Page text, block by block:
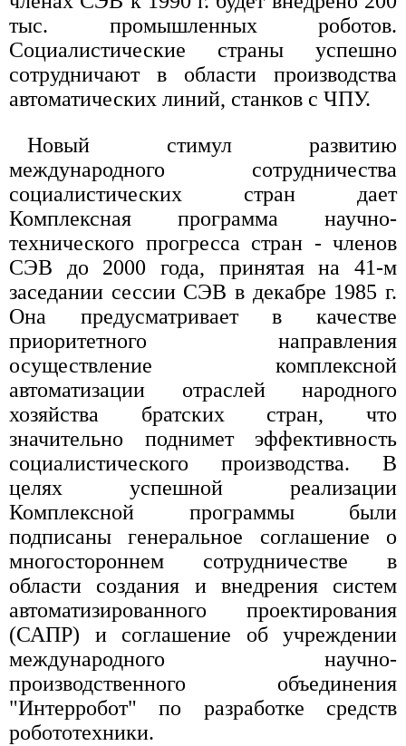
тыс. промышленных роботов.
Социалистические страны успешно
сотрудничают в области производства
автоматических линий, станков с ЧПУ.
Новый стимул развитию
международного сотрудничества
социалистических стран дает
Комплексная программа научно-
технического прогресса стран - членов
СЭВ до 2000 года, принятая на 41-м
заседании сессии СЭВ в декабре 1985 г.
Она предусматривает в качестве
приоритетного направления
осуществление комплексной
автоматизации отраслей народного
хозяйства братских стран, что
значительно поднимет эффективность
социалистического производства. В
целях успешной реализации
Комплексной программы были
подписаны генеральное соглашение о
многостороннем сотрудничестве в
области создания и внедрения систем
автоматизированного проектирования
(САПР) и соглашение об учреждении
международного научно-
производственного объединения
"Интерробот" по разработке средств
робототехники.